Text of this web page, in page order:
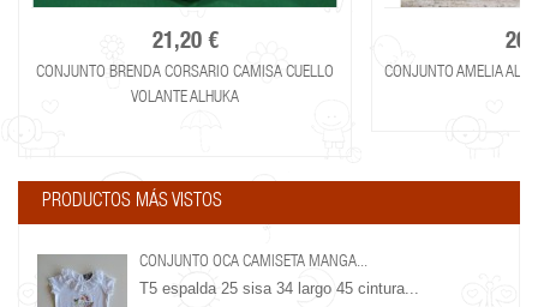
21,20 €
CONJUNTO BRENDA CORSARIO CAMISA CUELLO
VOLANTE ALHUKA
CONJUNTO AMELIA
PRODUCTOS MÁS VISTOS
CONJUNTO OCA CAMISETA MANGA...
T5 espalda 25 sisa 34 largo 45 cintura...